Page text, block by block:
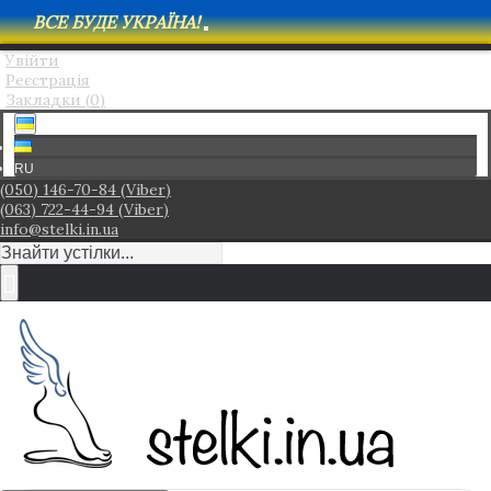
ВСЕ БУДЕ УКРАЇНА!
Увійти
Реєстрація
Закладки (0)
RU
(050) 146-70-84 (Viber)
(063) 722-44-94 (Viber)
info@stelki.in.ua